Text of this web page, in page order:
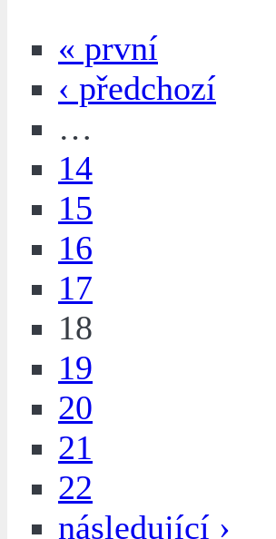
« první
‹ předchozí
…
14
15
16
17
18
19
20
21
22
následující ›